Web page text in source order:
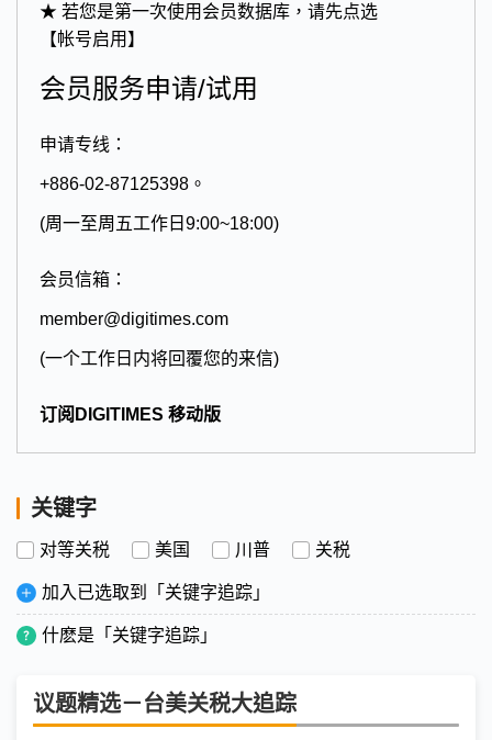
★ 若您是第一次使用会员数据库，请先点选
【帐号启用】
会员服务申请/试用
申请专线：
+886-02-87125398。
(周一至周五工作日9:00~18:00)
会员信箱：
member@digitimes.com
(一个工作日内将回覆您的来信)
订阅DIGITIMES 移动版
关键字
对等关税 美国 川普 关税
加入已选取到「关键字追踪」
什麽是「关键字追踪」
议题精选－台美关税大追踪